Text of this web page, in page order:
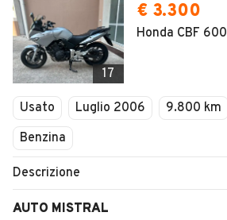
17
€ 3.300
Honda CBF 600
Usato Luglio 2006 9.800 km
Benzina
Descrizione
AUTO MISTRAL